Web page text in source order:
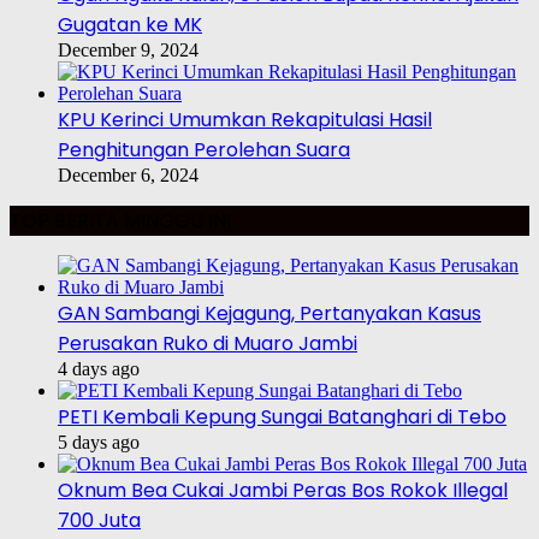
Gugatan ke MK
December 9, 2024
KPU Kerinci Umumkan Rekapitulasi Hasil
Penghitungan Perolehan Suara
December 6, 2024
GAN Sambangi Kejagung, Pertanyakan Kasus
Perusakan Ruko di Muaro Jambi
4 days ago
PETI Kembali Kepung Sungai Batanghari di Tebo
5 days ago
Oknum Bea Cukai Jambi Peras Bos Rokok Illegal
700 Juta